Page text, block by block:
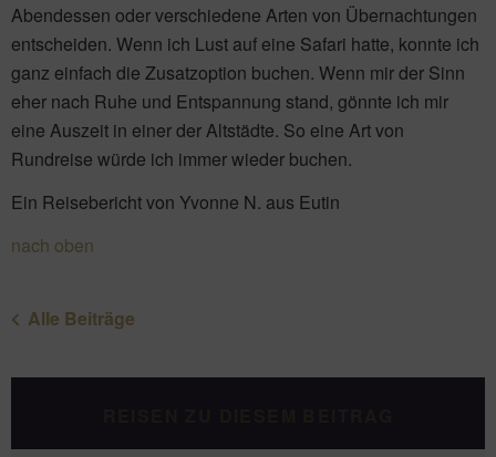
Abendessen oder verschiedene Arten von Übernachtungen
entscheiden. Wenn ich Lust auf eine Safari hatte, konnte ich
ganz einfach die Zusatzoption buchen. Wenn mir der Sinn
eher nach Ruhe und Entspannung stand, gönnte ich mir
eine Auszeit in einer der Altstädte. So eine Art von
Rundreise würde ich immer wieder buchen.
Ein Reisebericht von Yvonne N. aus Eutin
nach oben
Alle Beiträge